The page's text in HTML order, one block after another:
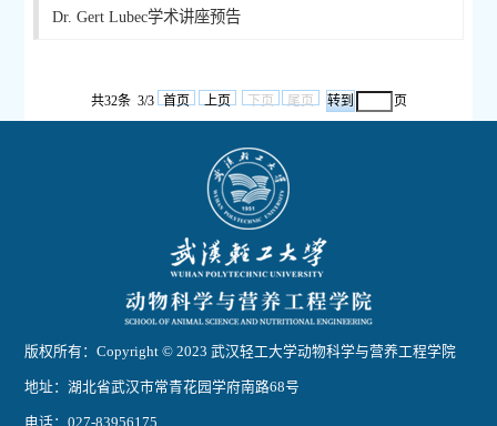
Dr. Gert Lubec学术讲座预告
共32条 3/3 首页 上页 下页 尾页 页
版权所有：Copyright © 2023 武汉轻工大学动物科学与营养工程学院
地址：湖北省武汉市常青花园学府南路68号